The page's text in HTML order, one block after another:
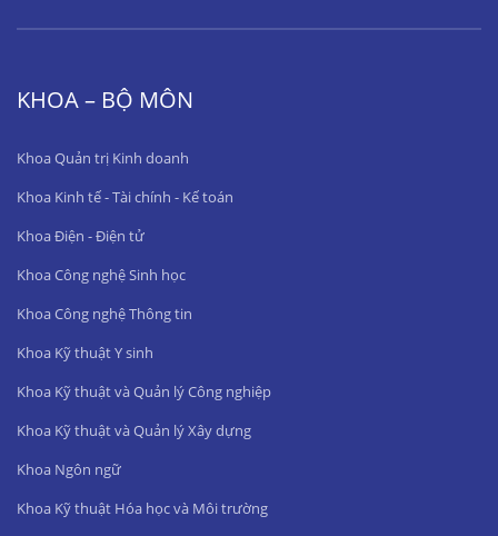
KHOA – BỘ MÔN
Khoa Quản trị Kinh doanh
Khoa Kinh tế - Tài chính - Kế toán
Khoa Điện - Điện tử
Khoa Công nghệ Sinh học
Khoa Công nghệ Thông tin
Khoa Kỹ thuật Y sinh
Khoa Kỹ thuật và Quản lý Công nghiệp
Khoa Kỹ thuật và Quản lý Xây dựng
Khoa Ngôn ngữ
Khoa Kỹ thuật Hóa học và Môi trường